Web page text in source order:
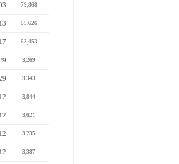
79,868
65,626
63,453
3,269
3,343
3,844
3,621
3,235
3,387